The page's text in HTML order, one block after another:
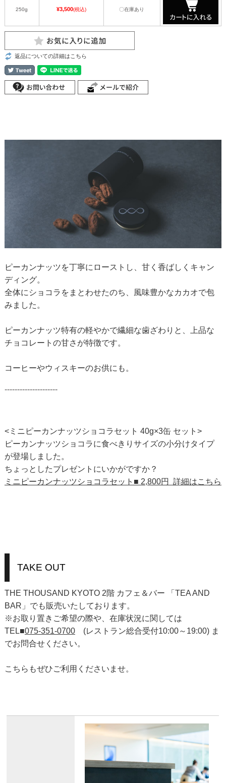
250g ¥3,500(税込) 〇在庫あり
返品についての詳細はこちら
ピーカンナッツを丁寧にローストし、甘く香ばしくキャン
ディング。
全体にショコラをまとわせたのち、風味豊かなカカオで包
みました。
ピーカンナッツ特有の軽やかで繊細な歯ざわりと、上品な
チョコレートの甘さが特徴です。
コーヒーやウィスキーのお供にも。
---------------------
<ミニピーカンナッツショコラセット 40g×3缶 セット>
ピーカンナッツショコラに食べきりサイズの小分けタイプ
が登場しました。
ちょっとしたプレゼントにいかがですか？
ミニピーカンナッツショコラセット■ 2,800円 詳細はこちら
TAKE OUT
THE THOUSAND KYOTO 2階 カフェ＆バー 「TEA AND
BAR」でも販売いたしております。
※お取り置きご希望の際や、在庫状況に関しては
TEL■075-351-0700(レストラン総合受付10:00～19:00) ま
でお問合せください。
こちらもぜひご利用くださいませ。